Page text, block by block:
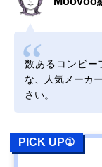
数あるコンビー
な、人気メーカ
さい。
PICK UP①